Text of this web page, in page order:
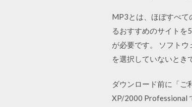
MP3とは、ほぼすべて
るおすすめのサイトを
が必要です。 ソフト
を選択していないと
ダウンロード前に「ご
XP/2000 Professional